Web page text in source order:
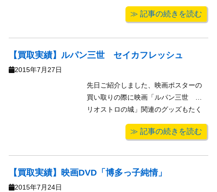
のアイドル パステルユーミ』と言っ
者・あらいきよこ先生の作品はどれも
ユニークな物で、どちらも『ちゃおフ
≫ 記事の続きを読む
【買取実績】ルパン三世 セイカフレッシュ
2015年7月27日
先日ご紹介しました、映画ポスターの
買い取りの際に映画「ルパン三世 カ
リオストロの城」関連のグッズもたく
でもなかなか珍しいのがこちらのルパ
えで有名な株式会社セイカノートのル
パン三世版です。着せ替えノートやぬ
≫ 記事の続きを読む
【買取実績】映画DVD「博多っ子純情」
2015年7月24日